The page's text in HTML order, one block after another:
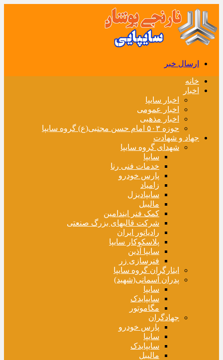
ارسال خبر
خانه
اخبار
اخبار سایپا
اخبار عمومی
اخبار مذهبی
حوزه ۵۰۳ امام حسن مجتبی(ع) گروه سایپا
جهاد و شهادت
شهدای گروه سایپا
سایپا
خدمات فنی رنا
پارس خودرو
زامیاد
سایپادیزل
مالیبل
کمک فنر ایندامین
شرکت قالبهای بزرگ صنعتی
رادیاتور ایران
پلاسکوکار سایپا
سایپا آذین
فنرسازی زر
ایثارگران گروه سایپا
پدران آسمانی(شهید)
سایپا
سایپایدک
مگاموتور
جهادگران
پارس خودرو
سایپا
سایپایدک
مالیبل